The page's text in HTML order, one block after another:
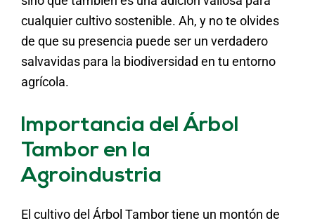
cualquier cultivo sostenible. Ah, y no te olvides
de que su presencia puede ser un verdadero
salvavidas para la biodiversidad en tu entorno
agrícola.
Importancia del Árbol
Tambor en la
Agroindustria
El cultivo del Árbol Tambor tiene un montón de